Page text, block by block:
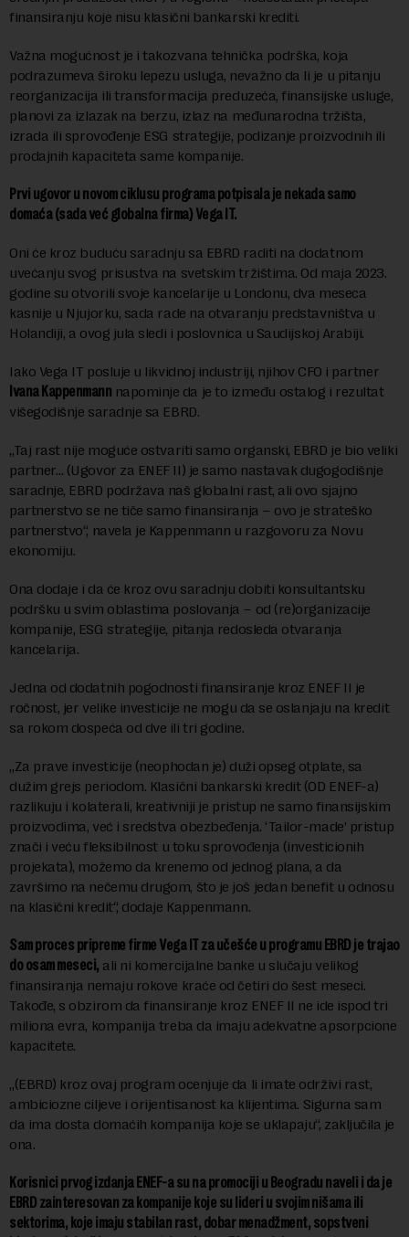
finansiranju koje nisu klasični bankarski krediti.
Važna mogućnost je i takozvana tehnička podrška, koja
podrazumeva široku lepezu usluga, nevažno da li je u pitanju
reorganizacija ili transformacija preduzeća, finansijske usluge,
planovi za izlazak na berzu, izlaz na međunarodna tržišta,
izrada ili sprovođenje ESG strategije, podizanje proizvodnih ili
prodajnih kapaciteta same kompanije.
Prvi ugovor u novom ciklusu programa potpisala je nekada samo
domaća (sada već globalna firma) Vega IT.
Oni će kroz buduću saradnju sa EBRD raditi na dodatnom
uvećanju svog prisustva na svetskim tržištima. Od maja 2023.
godine su otvorili svoje kancelarije u Londonu, dva meseca
kasnije u Njujorku, sada rade na otvaranju predstavništva u
Holandiji, a ovog jula sledi i poslovnica u Saudijskoj Arabiji.
Iako Vega IT posluje u likvidnoj industriji, njihov CFO i partner
Ivana Kappenmann napominje da je to između ostalog i rezultat
višegodišnje saradnje sa EBRD.
„Taj rast nije moguće ostvariti samo organski, EBRD je bio veliki
partner… (Ugovor za ENEF II) je samo nastavak dugogodišnje
saradnje, EBRD podržava naš globalni rast, ali ovo sjajno
partnerstvo se ne tiče samo finansiranja – ovo je strateško
partnerstvo“, navela je Kappenmann u razgovoru za Novu
ekonomiju.
Ona dodaje i da će kroz ovu saradnju dobiti konsultantsku
podršku u svim oblastima poslovanja – od (re)organizacije
kompanije, ESG strategije, pitanja redosleda otvaranja
kancelarija.
Jedna od dodatnih pogodnosti finansiranje kroz ENEF II je
ročnost, jer velike investicije ne mogu da se oslanjaju na kredit
sa rokom dospeća od dve ili tri godine.
„Za prave investicije (neophodan je) duži opseg otplate, sa
dužim grejs periodom. Klasični bankarski kredit (OD ENEF-a)
razlikuju i kolaterali, kreativniji je pristup ne samo finansijskim
proizvodima, već i sredstva obezbeđenja. ‘Tailor-made’ pristup
znači i veću fleksibilnost u toku sprovođenja (investicionih
projekata), možemo da krenemo od jednog plana, a da
završimo na nečemu drugom, što je još jedan benefit u odnosu
na klasični kredit“, dodaje Kappenmann.
Sam proces pripreme firme Vega IT za učešće u programu EBRD je trajao
do osam meseci, ali ni komercijalne banke u slučaju velikog
finansiranja nemaju rokove kraće od četiri do šest meseci.
Takođe, s obzirom da finansiranje kroz ENEF II ne ide ispod tri
miliona evra, kompanija treba da imaju adekvatne apsorpcione
kapacitete.
„(EBRD) kroz ovaj program ocenjuje da li imate održivi rast,
ambiciozne ciljeve i orijentisanost ka klijentima. Sigurna sam
da ima dosta domaćih kompanija koje se uklapaju“, zaključila je
ona.
Korisnici prvog izdanja ENEF-a su na promociji u Beogradu naveli i da je
EBRD zainteresovan za kompanije koje su lideri u svojim nišama ili
sektorima, koje imaju stabilan rast, dobar menadžment, sopstveni